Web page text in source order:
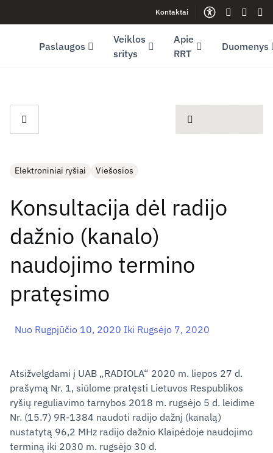
Youtube (opens in new window)Kontaktai
Gestų
Paslaugos
Veiklos
sritys
Apie
RRT
Duomenys
spausdinti
Elektroniniai ryšiai Viešosios
Konsultacija dėl radijo
dažnio (kanalo)
naudojimo termino
pratęsimo
Nuo Rugpjūčio 10, 2020 Iki Rugsėjo 7, 2020
Atsižvelgdami į UAB „RADIOLA“ 2020 m. liepos 27 d.
prašymą Nr. 1, siūlome pratęsti Lietuvos Respublikos
ryšių reguliavimo tarnybos 2018 m. rugsėjo 5 d. leidime
Nr. (15.7) 9R-1384 naudoti radijo dažnį (kanalą)
nustatytą 96,2 MHz radijo dažnio Klaipėdoje naudojimo
terminą iki 2030 m. rugsėjo 30 d.